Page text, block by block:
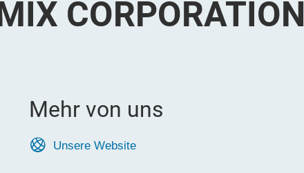
CORPORATION
Mehr von uns
Unsere Website